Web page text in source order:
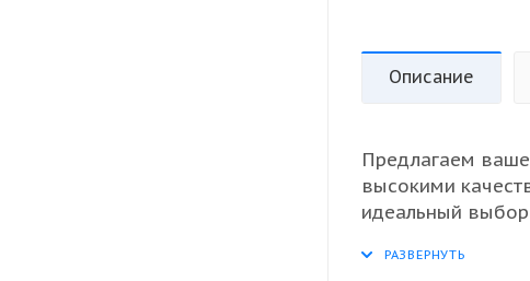
Описание
Предлагаем
высокими
идеальный
различных